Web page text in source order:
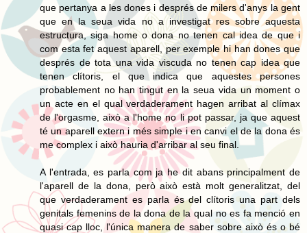
que pertanya a les dones i després de milers d'anys la gent
que en la seua vida no a investigat res sobre aquesta
estructura, siga home o dona no tenen cal idea de que i
com esta fet aquest aparell, per exemple hi han dones que
després de tota una vida viscuda no tenen cap idea que
tenen clítoris, el que indica que aquestes persones
probablement no han tingut en la seua vida un moment o
un acte en el qual verdaderament hagen arribat al clímax
de l'orgasme, això a l'home no li pot passar, ja que aquest
té un aparell extern i més simple i en canvi el de la dona és
me complex i això hauria d'arribar al seu final.
A l'entrada, es parla com ja he dit abans principalment de
l'aparell de la dona, però això està molt generalitzat, del
que verdaderament es parla és del clítoris una part dels
genitals femenins de la dona de la qual no es fa menció en
quasi cap lloc, l'única manera de saber sobre això és o bé